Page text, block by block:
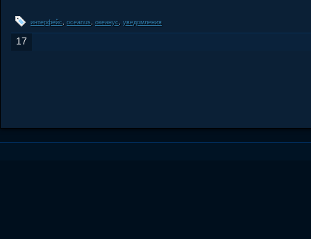
интерфейс oceanus океанус уведомления
17